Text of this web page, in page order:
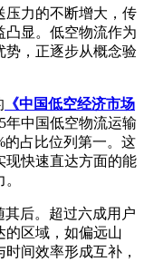
力的不断增大，传
凸显。低空物流作为
势，正逐步从概念验
《中国低空经济市场
年中国低空物流运输
的占比位列第一。这
现快速直达方面的能
后。超过六成用户
的区域，如偏远山
间效率形成互补，